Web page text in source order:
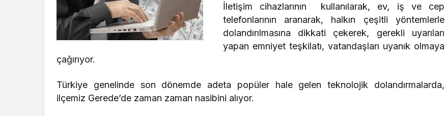
İletişim cihazlarının kullanılarak, ev, iş ve cep
telefonlarının aranarak, halkın çeşitli yöntemlerle
dolandırılmasına dikkati çekerek, gerekli uyarıları
yapan emniyet teşkilatı, vatandaşları uyanık olmaya
çağırıyor.
Türkiye genelinde son dönemde adeta popüler hale gelen teknolojik dolandırmalarda,
ilçemiz Gerede’de zaman zaman nasibini alıyor.